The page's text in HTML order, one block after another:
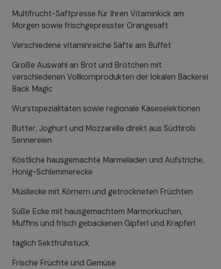
Multifrucht-Saftpresse für Ihren Vitaminkick am
Morgen sowie frischgepresster Orangesaft
Verschiedene vitaminreiche Säfte am Buffet
Große Auswahl an Brot und Brötchen mit
verschiedenen Vollkornprodukten der lokalen Bäckerei
Back Magic
Wurstspezialitäten sowie regionale Käseselektionen
Butter, Joghurt und Mozzarella direkt aus Südtirols
Sennereien
Köstliche hausgemachte Marmeladen und Aufstriche,
Honig-Schlemmerecke
Müsliecke mit Körnern und getrockneten Früchten
Süße Ecke mit hausgemachtem Marmorkuchen,
Muffins und frisch gebackenen Gipferl und Krapferl
täglich Sektfrühstück
Frische Früchte und Gemüse